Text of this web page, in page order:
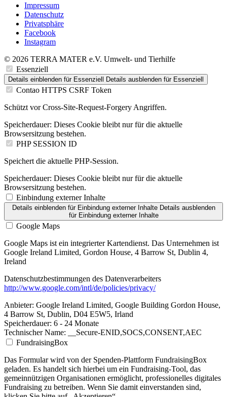
Impressum
Datenschutz
Privatsphäre
Facebook
Instagram
© 2026 TERRA MATER e.V. Umwelt- und Tierhilfe
Essenziell
Details einblenden für Essenziell Details ausblenden für Essenziell
Contao HTTPS CSRF Token
Schützt vor Cross-Site-Request-Forgery Angriffen.
Speicherdauer: Dieses Cookie bleibt nur für die aktuelle
Browsersitzung bestehen.
PHP SESSION ID
Speichert die aktuelle PHP-Session.
Speicherdauer: Dieses Cookie bleibt nur für die aktuelle
Browsersitzung bestehen.
Einbindung externer Inhalte
Details einblendenfür Einbindung externer Inhalte Details ausblenden
für Einbindung externer Inhalte
Google Maps
Google Maps ist ein integrierter Kartendienst. Das Unternehmen ist
Google Ireland Limited, Gordon House, 4 Barrow St, Dublin 4,
Ireland
Datenschutzbestimmungen des Datenverarbeiters
http://www.google.com/intl/de/policies/privacy/
Anbieter: Google Ireland Limited, Google Building Gordon House,
4 Barrow St, Dublin, D04 E5W5, Irland
Speicherdauer: 6 - 24 Monate
Technischer Name: __Secure-ENID,SOCS,CONSENT,AEC
FundraisingBox
Das Formular wird von der Spenden-Plattform FundraisingBox
geladen. Es handelt sich hierbei um ein Fundraising-Tool, das
gemeinnützigen Organisationen ermöglicht, professionelles digitales
Fundraising zu betreiben. Wenn Sie damit einverstanden sind,